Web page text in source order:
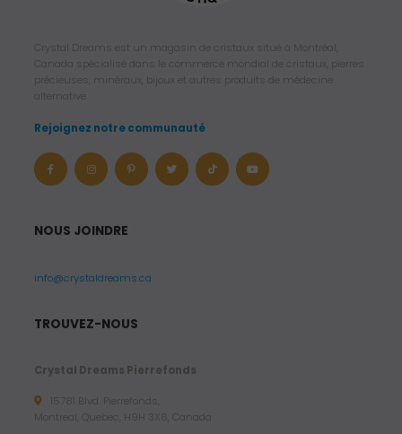
Crystal Dreams est un magasin de cristaux situé à Montréal,
Canada spécialisé dans le commerce mondial de cristaux, pierres
précieuses, minéraux, bijoux et autres produits de médecine
alternative.
Rejoignez notre communauté
NOUS JOINDRE
info@crystaldreams.ca
TROUVEZ-NOUS
Crystal Dreams Pierrefonds
15781 Blvd. Pierrefonds,
Montreal, Quebec, H9H 3X6, Canada